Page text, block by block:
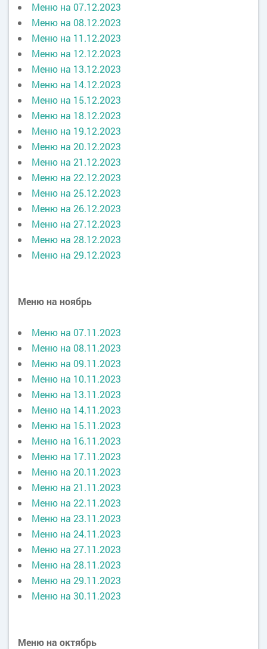
Меню на 07.12.2023
Меню на 08.12.2023
Меню на 11.12.2023
Меню на 12.12.2023
Меню на 13.12.2023
Меню на 14.12.2023
Меню на 15.12.2023
Меню на 18.12.2023
Меню на 19.12.2023
Меню на 20.12.2023
Меню на 21.12.2023
Меню на 22.12.2023
Меню на 25.12.2023
Меню на 26.12.2023
Меню на 27.12.2023
Меню на 28.12.2023
Меню на 29.12.2023
Меню на ноябрь
Меню на 07.11.2023
Меню на 08.11.2023
Меню на 09.11.2023
Меню на 10.11.2023
Меню на 13.11.2023
Меню на 14.11.2023
Меню на 15.11.2023
Меню на 16.11.2023
Меню на 17.11.2023
Меню на 20.11.2023
Меню на 21.11.2023
Меню на 22.11.2023
Меню на 23.11.2023
Меню на 24.11.2023
Меню на 27.11.2023
Меню на 28.11.2023
Меню на 29.11.2023
Меню на 30.11.2023
Меню на октябрь